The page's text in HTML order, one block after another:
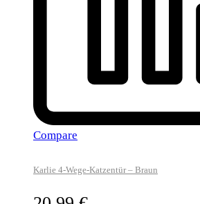
Compare
Karlie 4-Wege-Katzentür – Braun